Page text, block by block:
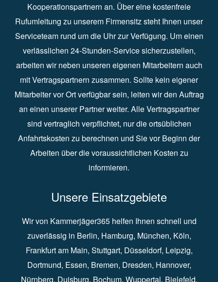
Kooperationspartnern an. Über eine kostenfreie
Rufumleitung zu unserem Firmensitz steht Ihnen unser
Serviceteam rund um die Uhr zur Verfügung. Um einen
verlässlichen 24-Stunden-Service sicherzustellen,
arbeiten wir neben unseren eigenen Mitarbeitern auch
mit Vertragspartnern zusammen. Sollte kein eigener
Mitarbeiter vor Ort verfügbar sein, leiten wir den Auftrag
an einen unserer Partner weiter. Alle Vertragspartner
sind vertraglich verpflichtet, nur die ortsüblichen
Anfahrtskosten zu berechnen und Sie vor Beginn der
Arbeiten über die voraussichtlichen Kosten zu
informieren.
Unsere Einsatzgebiete
Wir von Kammerjäger365 helfen Ihnen schnell und
zuverlässig in Berlin⁠, Hamburg⁠, München, Köln⁠,
Frankfurt am Main⁠, Stuttgart⁠, Düsseldorf⁠, Leipzig⁠,
Dortmund⁠, Essen⁠, Bremen⁠, Dresden⁠, Hannover⁠,
Nürnberg⁠, Duisburg⁠⁠, Bochum⁠, Wuppertal⁠⁠, Bielefeld⁠⁠,